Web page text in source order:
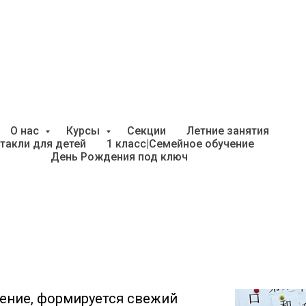
О нас Курсы Секции
Летние занятия
для детей
1 класс|Семейное обучение
День Рождения под ключ
китайского
формируется свежий